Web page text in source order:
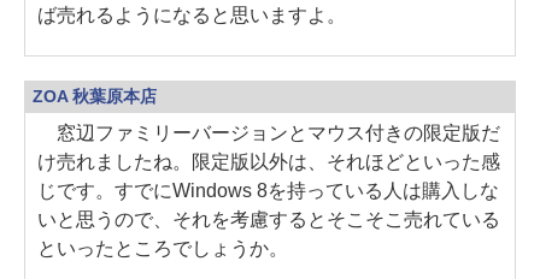
ば売れるようになると思いますよ。
ZOA 秋葉原本店
窓辺ファミリーバージョンとマウス付きの限定版だ
け売れましたね。限定版以外は、それほどといった感
じです。すでにWindows 8を持っている人は購入しな
いと思うので、それを考慮するとそこそこ売れている
といったところでしょうか。